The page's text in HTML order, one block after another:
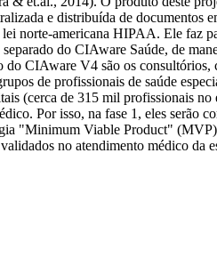
e distribuída de documentos
americana HIPAA. Ele faz
do CIAware Saúde, de
CIAware V4 são os
de profissionais de saúde
(cerca de 315 mil profissionais
Por isso, na fase 1, eles
"Minimum Viable Product"
no atendimento médico da